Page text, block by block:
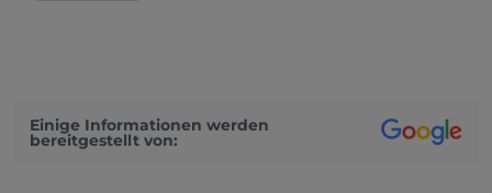
Einige Informationen werden
bereitgestellt von: